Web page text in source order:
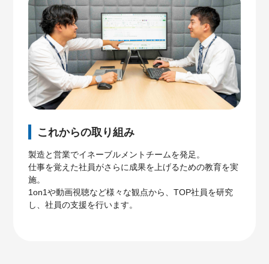
これからの取り組み
製造と営業でイネーブルメントチームを発足。
仕事を覚えた社員がさらに成果を上げるための教育を実
施。
1on1や動画視聴など様々な観点から、TOP社員を研究
し、社員の支援を行います。